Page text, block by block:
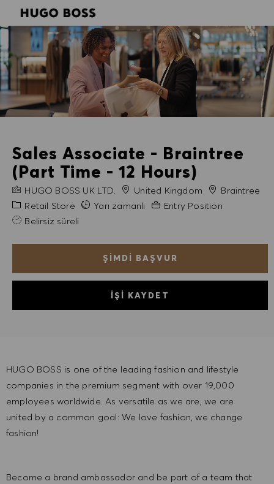
Sales Associate - Braintree
(Part Time - 12 Hours)
FIRMA ADI
HUGO BOSS UK LTD. United Kingdom ŞehirBraintree
Kategori
Retail Store Yarı zamanlı Gerekli Deneyim
Entry Position
Belirsiz süreli
ŞIMDI BAŞVUR
İŞI KAYDET
HUGO BOSS is one of the leading fashion and lifestyle
companies in the premium segment with over 19,000
employees worldwide. As versatile as we are, we are
united by a common goal: We love fashion, we change
fashion!
Become a brand ambassador and be part of a team that